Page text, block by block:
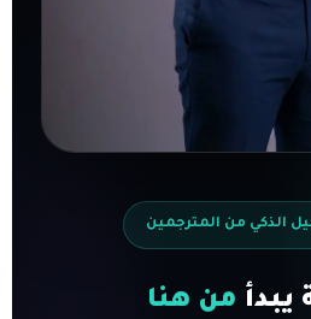
الذكي من المترجمين
يبدأ من هنا